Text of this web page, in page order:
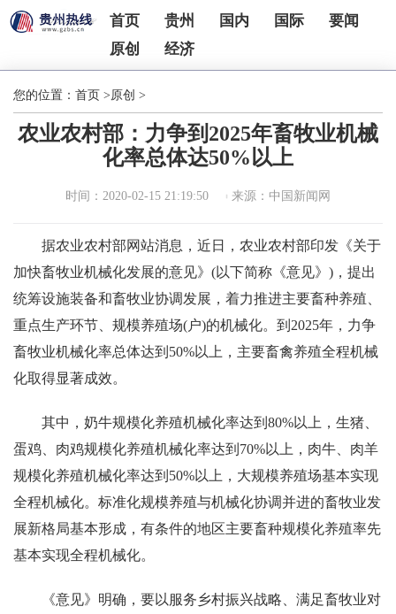
首页 贵州 国内 国际
要闻
原创
经济
您的位置： 首页 >原创 >
农业农村部：力争到2025年畜牧业机械
化率总体达50%以上
时间：2020-02-15 21:19:50 来源：中国新闻网
据农业农村部网站消息，近日，农业农村部印发《关于
加快畜牧业机械化发展的意见》(以下简称《意见》)，提出
统筹设施装备和畜牧业协调发展，着力推进主要畜种养殖、
重点生产环节、规模养殖场(户)的机械化。到2025年，力争
畜牧业机械化率总体达到50%以上，主要畜禽养殖全程机械
化取得显著成效。
其中，奶牛规模化养殖机械化率达到80%以上，生猪、
蛋鸡、肉鸡规模化养殖机械化率达到70%以上，肉牛、肉羊
规模化养殖机械化率达到50%以上，大规模养殖场基本实现
全程机械化。标准化规模养殖与机械化协调并进的畜牧业发
展新格局基本形成，有条件的地区主要畜种规模化养殖率先
基本实现全程机械化。
《意见》明确，要以服务乡村振兴战略、满足畜牧业对